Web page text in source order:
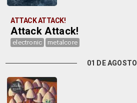
ATTACK ATTACK!
Attack Attack!
electronic metalcore
01 DE AGOSTO